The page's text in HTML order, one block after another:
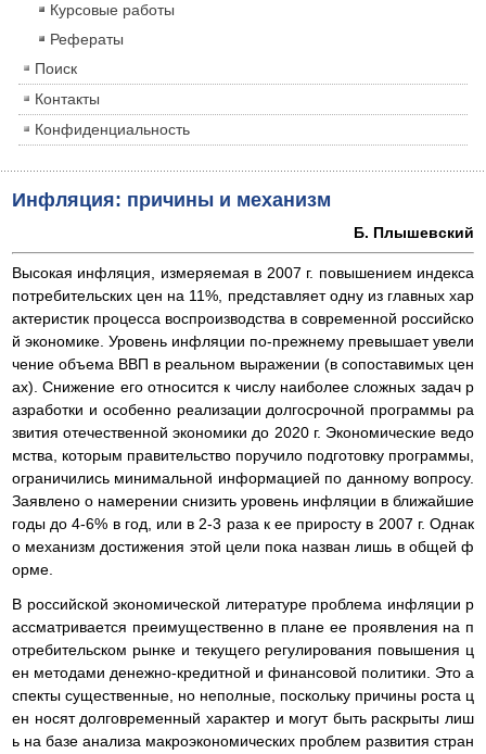
Курсовые работы
Рефераты
Поиск
Контакты
Конфиденциальность
Инфляция: причины и механизм
Б. Плышевский
Высокая инфляция, измеряемая в 2007 г. повышением индекса
потребительских цен на 11%, представляет одну из главных хар
актеристик процесса воспроизводства в современной российско
й экономике. Уровень инфляции по-прежнему превышает увели
чение объема ВВП в реальном выражении (в сопоставимых цен
ах). Снижение его относится к числу наиболее сложных задач р
азработки и особенно реализации долгосрочной программы ра
звития отечественной экономики до 2020 г. Экономические ведо
мства, которым правительство поручило подготовку программы,
ограничились минимальной информацией по данному вопросу.
Заявлено о намерении снизить уровень инфляции в ближайшие
годы до 4-6% в год, или в 2-3 раза к ее приросту в 2007 г. Однак
о механизм достижения этой цели пока назван лишь в общей ф
орме.
В российской экономической литературе проблема инфляции р
ассматривается преимущественно в плане ее проявления на п
отребительском рынке и текущего регулирования повышения ц
ен методами денежно-кредитной и финансовой политики. Это а
спекты существенные, но неполные, поскольку причины роста ц
ен носят долговременный характер и могут быть раскрыты лиш
ь на базе анализа макроэкономических проблем развития стран